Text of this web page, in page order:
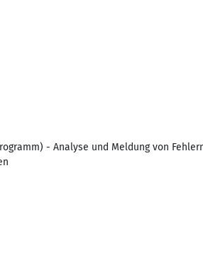
- Analyse und Meldung von